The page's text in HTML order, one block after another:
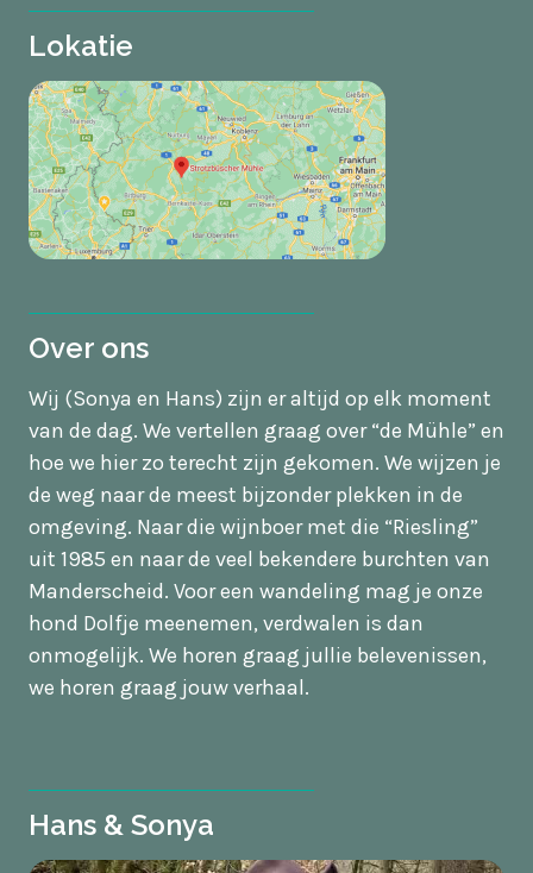
Lokatie
Over ons
Wij (Sonya en Hans) zijn er altijd op elk moment
van de dag. We vertellen graag over “de Mühle” en
hoe we hier zo terecht zijn gekomen. We wijzen je
de weg naar de meest bijzonder plekken in de
omgeving. Naar die wijnboer met die “Riesling”
uit 1985 en naar de veel bekendere burchten van
Manderscheid. Voor een wandeling mag je onze
hond Dolfje meenemen, verdwalen is dan
onmogelijk. We horen graag jullie belevenissen,
we horen graag jouw verhaal.
Hans & Sonya